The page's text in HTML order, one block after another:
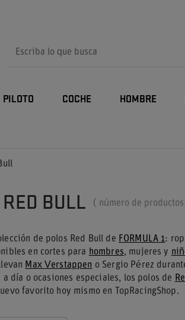
PILOTO COCHE HOMBRE
BULL ( número de productos:
de polos Red Bull de FORMULA 1:
en cortes para hombres, mujeres y
Max Verstappen o Sergio Pérez
día o ocasiones especiales, los polos de
favorito hoy mismo en TopRacingShop.